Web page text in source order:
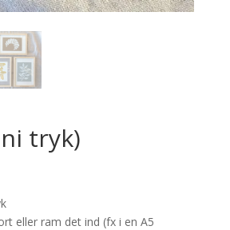
tryk)
eller ram det ind (fx i en A5